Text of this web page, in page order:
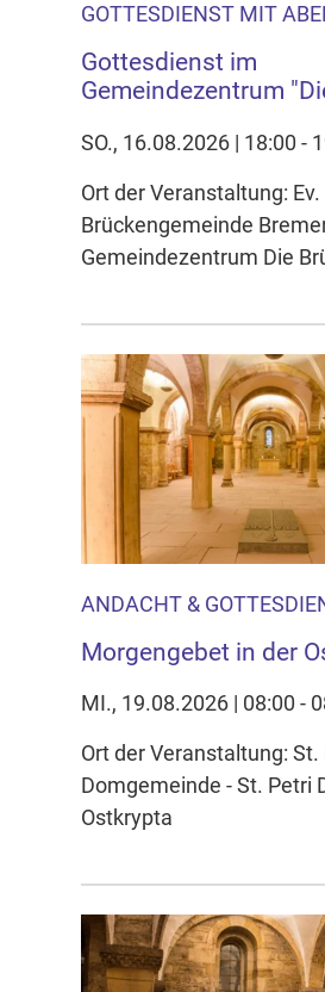
GOTTESDIENST MIT
Gottesdienst im
Gemeindezentrum
SO., 16.08.2026 | 18:00 -
Ort der Veranstaltung: Ev.
Brückengemeinde
Gemeindezentrum Die
ANDACHT &
Morgengebet in der
MI., 19.08.2026 | 08:00 -
Ort der Veranstaltung: St.
Domgemeinde - St. Petri
Ostkrypta